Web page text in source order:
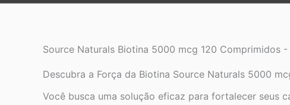
Source Naturals Biotina 5000 mcg 120 Comprimidos
Descubra a Força da Biotina Source Naturals 5000
Você busca uma solução eficaz para fortalecer seus